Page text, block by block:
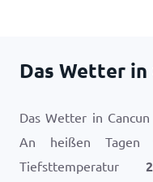
Das Wetter in
Das Wetter in
An heißen
Tiefsttemperatur